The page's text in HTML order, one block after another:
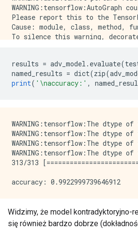
WARNING:tensorflow:AutoGraph
Please report this to the
Cause: module, class, method,
To silence this warning,
Please report this to the
Cause: module, class, method,
To silence this warning,
WARNING:tensorflow:The
WARNING:tensorflow:The
1875/1875
Epoch 2/5
1875/1875
Epoch 3/5
1875/1875
1875/1875
results = adv_model . evaluate(
named_results = dict(zip(
print( '\naccuracy:' ,
WARNING:tensorflow:The
WARNING:tensorflow:The
WARNING:tensorflow:The
WARNING:tensorflow:The
313/313
Widzimy, że model kontradyktoryjno-
się również bardzo dobrze